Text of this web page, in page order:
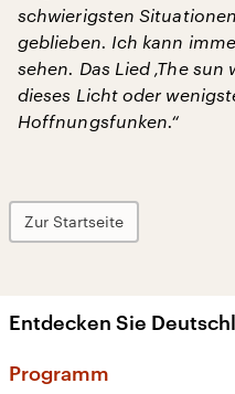
schwierigsten
geblieben. Ich kann
sehen. Das Lied ‚The
dieses Licht oder
Hoffnungsfunken.“
Zur Startseite
Entdecken Sie
Programm